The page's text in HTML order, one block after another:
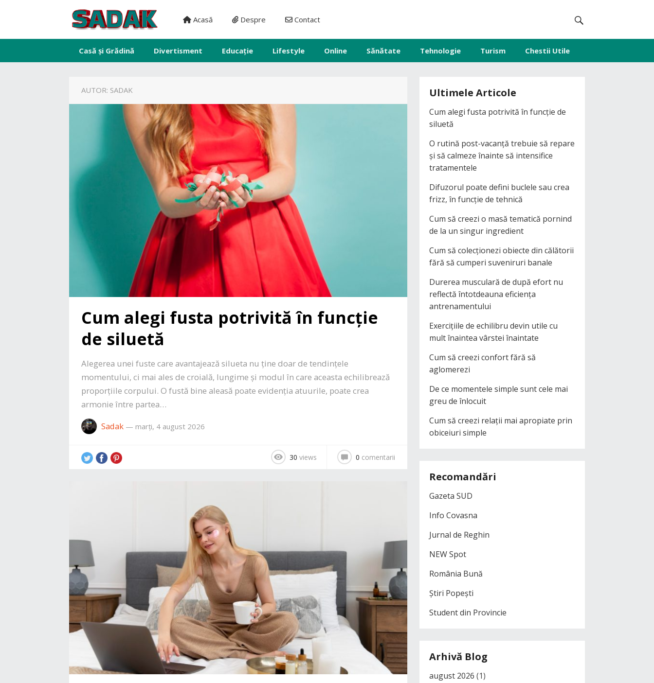
Acasă Despre Contact
Casă și Grădină Divertisment Educație Lifestyle Online Sănătate Tehnologie Turism Chestii Utile
AUTOR: SADAK
Cum alegi fusta potrivită în funcție
de siluetă
Alegerea unei fuste care avantajează silueta nu ține doar de tendințele
momentului, ci mai ales de croială, lungime și modul în care aceasta echilibrează
proporțiile corpului. O fustă bine aleasă poate evidenția atuurile, poate crea
armonie între partea…
Sadak — marți, 4 august 2026
30 views 0 comentarii
Ultimele Articole
Cum alegi fusta potrivită în funcție de
siluetă
O rutină post-vacanță trebuie să repare
și să calmeze înainte să intensifice
tratamentele
Difuzorul poate defini buclele sau crea
frizz, în funcție de tehnică
Cum să creezi o masă tematică pornind
de la un singur ingredient
Cum să colecționezi obiecte din călătorii
fără să cumperi suveniruri banale
Durerea musculară de după efort nu
reflectă întotdeauna eficiența
antrenamentului
Exercițiile de echilibru devin utile cu
mult înaintea vârstei înaintate
Cum să creezi confort fără să
aglomerezi
De ce momentele simple sunt cele mai
greu de înlocuit
Cum să creezi relații mai apropiate prin
obiceiuri simple
Recomandări
Gazeta SUD
Info Covasna
Jurnal de Reghin
NEW Spot
România Bună
Știri Popești
Student din Provincie
Arhivă Blog
august 2026 (1)